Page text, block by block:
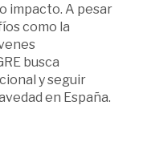
impacto. A pesar
como la
busca
y seguir
en España.